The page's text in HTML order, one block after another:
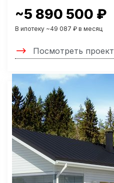
~5 890 500 ₽
В ипотеку ~49 087 ₽ в месяц
Посмотреть проект